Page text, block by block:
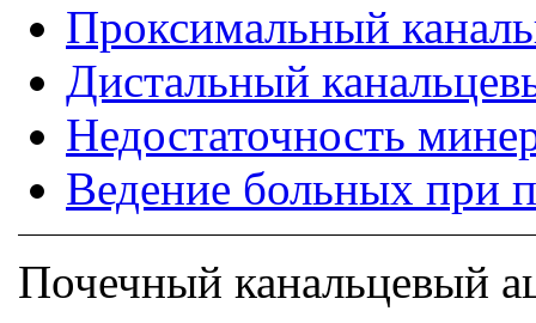
Проксимальный
Дистальный
Недостаточность
Ведение больных при
Почечный канальцевый